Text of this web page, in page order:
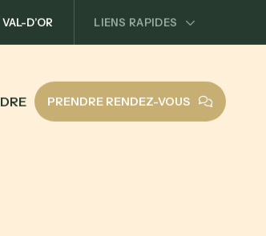
VAL-D’OR LIENS RAPIDES
DRE PRENDRE RENDEZ-VOUS